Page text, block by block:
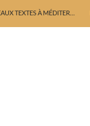
TEXTES À MÉDITER…